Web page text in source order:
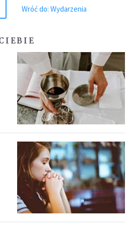
Wróć do: Wydarzenia